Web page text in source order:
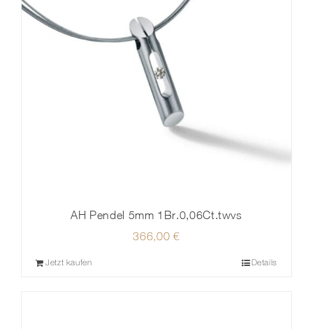
AH Pendel 5mm 1Br.0,06Ct.twvs
366,00 €
Jetzt kaufen Details